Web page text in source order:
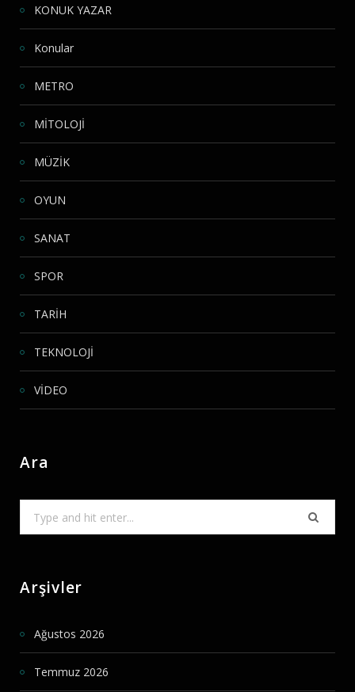
KONUK YAZAR
Konular
METRO
MİTOLOJİ
MÜZİK
OYUN
SANAT
SPOR
TARİH
TEKNOLOJİ
VİDEO
Ara
Arşivler
Ağustos 2026
Temmuz 2026